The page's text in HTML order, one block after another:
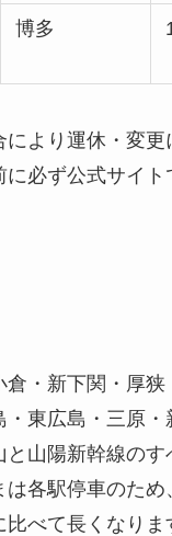
博多
より運休・変更
に必ず公式サイト
倉・新下関・厚狭
・東広島・三原・
と山陽新幹線のす
は各駅停車のた
比べて長くなりま